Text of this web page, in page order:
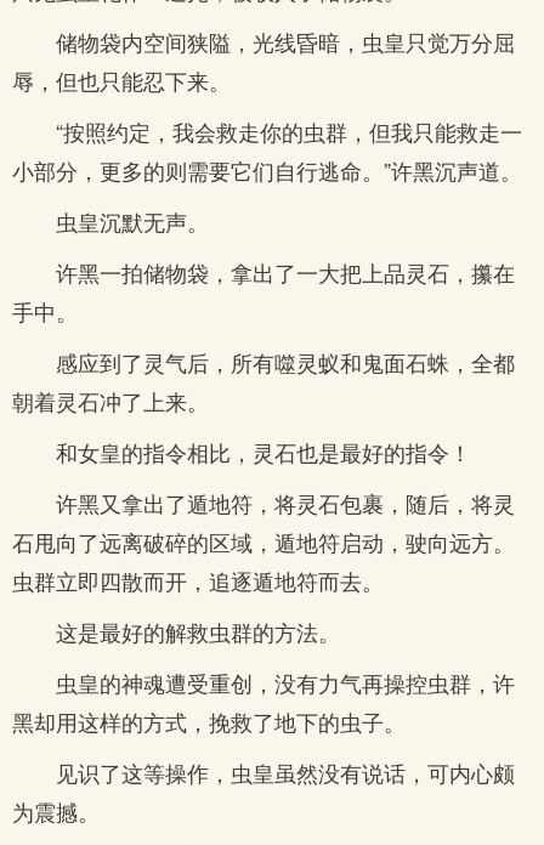
储物袋内空间狭隘，光线昏暗，虫皇只觉万分屈
辱，但也只能忍下来。
“按照约定，我会救走你的虫群，但我只能救走一
小部分，更多的则需要它们自行逃命。”许黑沉声道。
虫皇沉默无声。
许黑一拍储物袋，拿出了一大把上品灵石，攥在
手中。
感应到了灵气后，所有噬灵蚁和鬼面石蛛，全都
朝着灵石冲了上来。
和女皇的指令相比，灵石也是最好的指令！
许黑又拿出了遁地符，将灵石包裹，随后，将灵
石甩向了远离破碎的区域，遁地符启动，驶向远方。
虫群立即四散而开，追逐遁地符而去。
这是最好的解救虫群的方法。
虫皇的神魂遭受重创，没有力气再操控虫群，许
黑却用这样的方式，挽救了地下的虫子。
见识了这等操作，虫皇虽然没有说话，可内心颇
为震撼。